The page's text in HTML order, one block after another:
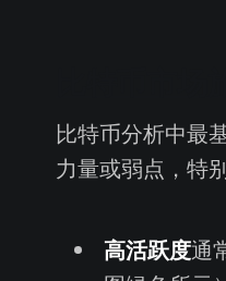
比特币分析中最
力量或弱点，特
高活跃度通